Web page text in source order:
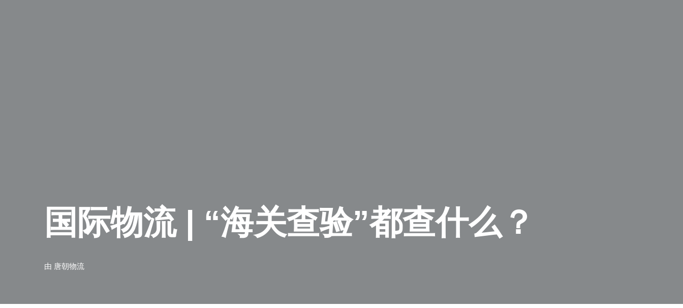
国际物流 | “海关查验”都查什么？
由 唐朝物流